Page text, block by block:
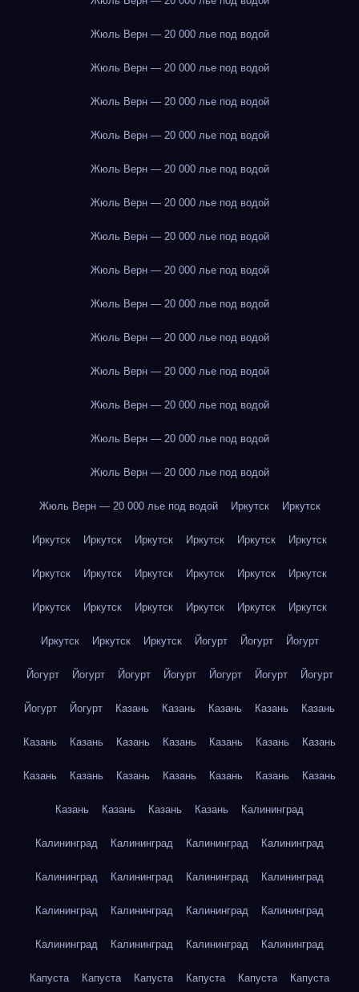
Жюль Верн — 20 000 лье под водой
Жюль Верн — 20 000 лье под водой
Жюль Верн — 20 000 лье под водой
Жюль Верн — 20 000 лье под водой
Жюль Верн — 20 000 лье под водой
Жюль Верн — 20 000 лье под водой
Жюль Верн — 20 000 лье под водой
Жюль Верн — 20 000 лье под водой
Жюль Верн — 20 000 лье под водой
Жюль Верн — 20 000 лье под водой
Жюль Верн — 20 000 лье под водой
Жюль Верн — 20 000 лье под водой
Жюль Верн — 20 000 лье под водой
Жюль Верн — 20 000 лье под водой
Жюль Верн — 20 000 лье под водой Иркутск Иркутск
Иркутск Иркутск Иркутск Иркутск Иркутск Иркутск
Иркутск Иркутск Иркутск Иркутск Иркутск Иркутск
Иркутск Иркутск Иркутск Иркутск Иркутск Иркутск
Иркутск Иркутск Иркутск Йогурт Йогурт Йогурт
Йогурт Йогурт Йогурт Йогурт Йогурт Йогурт Йогурт
Йогурт Йогурт Казань Казань Казань Казань Казань
Казань Казань Казань Казань Казань Казань Казань
Казань Казань Казань Казань Казань Казань Казань
Казань Казань Казань Казань Калининград
Калининград Калининград Калининград Калининград
Калининград Калининград Калининград Калининград
Калининград Калининград Калининград Калининград
Калининград Калининград Калининград Калининград
Капуста Капуста Капуста Капуста Капуста Капуста